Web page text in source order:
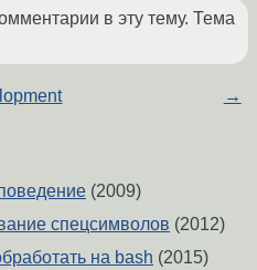
в эту тему. Тема
→
(2009)
спецсимволов (2012)
на bash (2015)